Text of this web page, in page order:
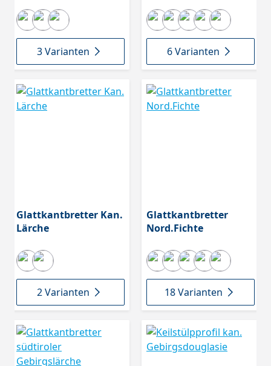
3 Varianten 6 Varianten
Glattkantbretter Kan.
Lärche
2 Varianten
Glattkantbretter
Nord.Fichte
18 Varianten